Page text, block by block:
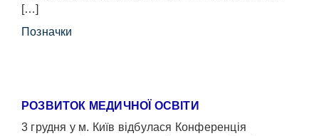
[…]
Позначки
РОЗВИТОК МЕДИЧНОЇ ОСВІТИ
3 грудня у м. Київ відбулася Конференція